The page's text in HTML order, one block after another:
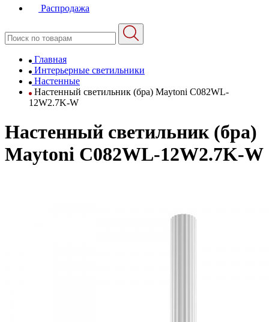
Распродажа
Главная
Интерьерные светильники
Настенные
Настенный светильник (бра) Maytoni C082WL-
12W2.7K-W
Настенный светильник (бра)
Maytoni C082WL-12W2.7K-W